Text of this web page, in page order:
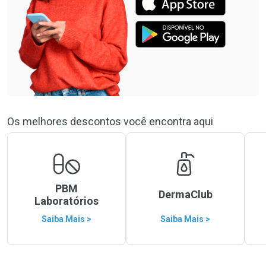
Os melhores descontos você encontra aqui
PBM
Laboratórios
Saiba Mais >
DermaClub
Saiba Mais >